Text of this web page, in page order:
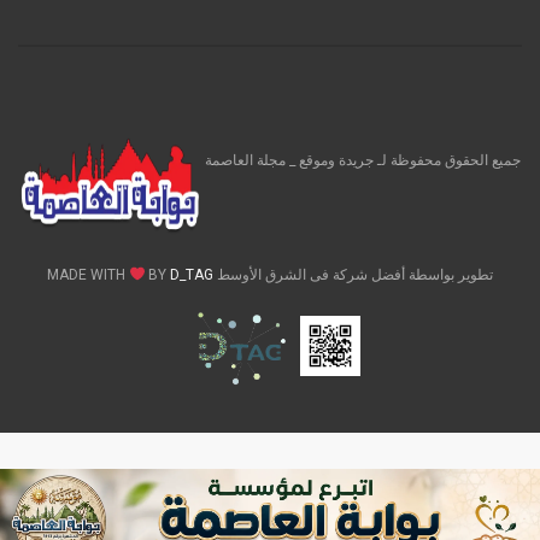
جميع الحقوق محفوظة لـ جريدة وموقع _ مجلة العاصمة
تطوير بواسطة أفضل شركة فى الشرق الأوسط MADE WITH BY D_TAG